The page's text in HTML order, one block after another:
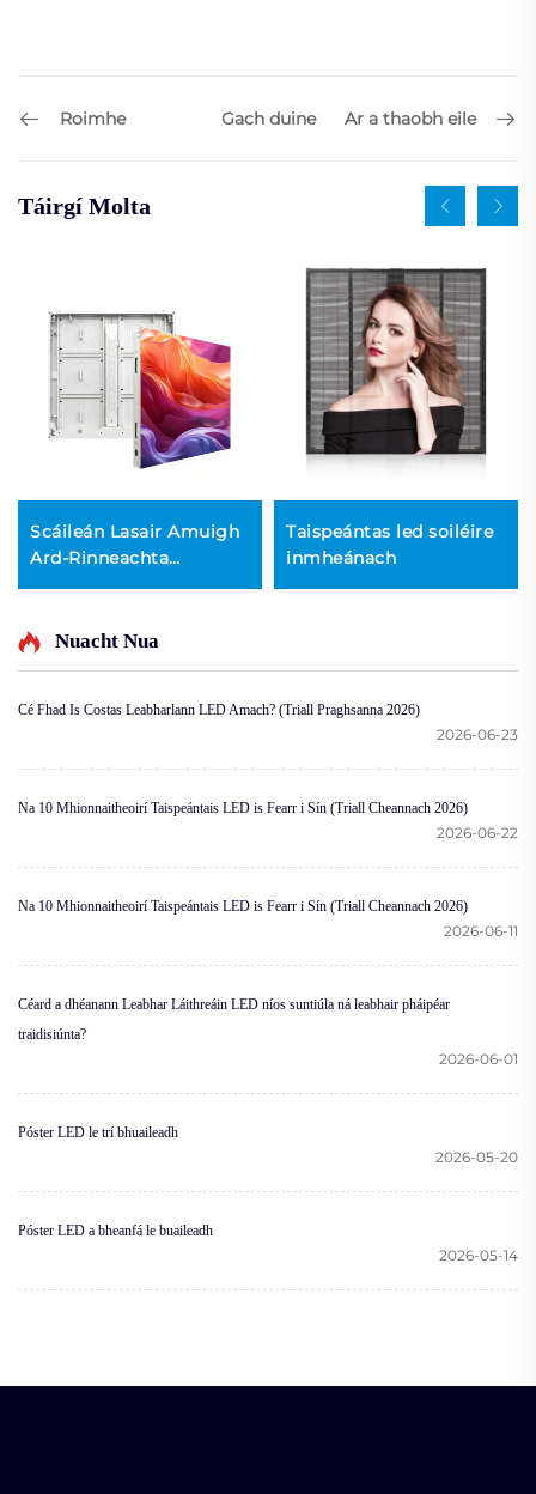
Roimhe Gach duine Ar a thaobh eile
Táirgí Molta
Scáileán Lasair Amuigh
Ard-Rinneachta
Leithneas-Éinrgí
Taispeántas led soiléire
inmheánach
Nuacht Nua
Cé Fhad Is Costas Leabharlann LED Amach? (Triall Praghsanna 2026)
2026-06-23
Na 10 Mhionnaitheoirí Taispeántais LED is Fearr i Sín (Triall Cheannach 2026)
2026-06-22
Na 10 Mhionnaitheoirí Taispeántais LED is Fearr i Sín (Triall Cheannach 2026)
2026-06-11
Céard a dhéanann Leabhar Láithreáin LED níos suntiúla ná leabhair pháipéar
traidisiúnta?
2026-06-01
Póster LED le trí bhuaileadh
2026-05-20
Póster LED a bheanfá le buaileadh
2026-05-14